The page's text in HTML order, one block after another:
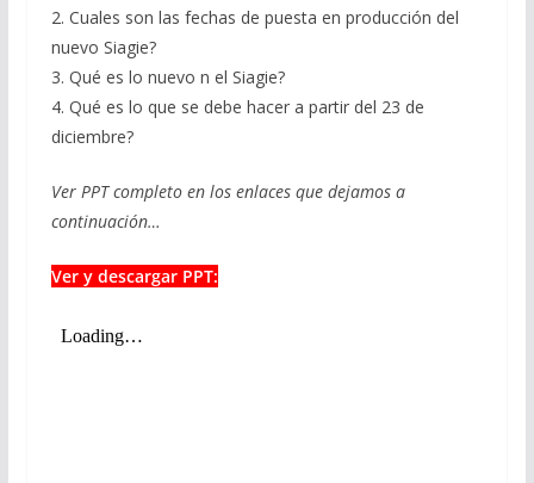
2. Cuales son las fechas de puesta en producción del
nuevo Siagie?
3. Qué es lo nuevo n el Siagie?
4. Qué es lo que se debe hacer a partir del 23 de
diciembre?
Ver PPT completo en los enlaces que dejamos a
continuación…
Ver y descargar PPT: